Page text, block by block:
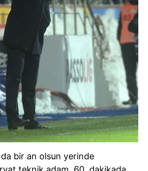
bir an olsun yerinde